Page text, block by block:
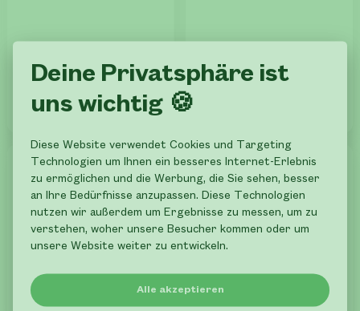
Kapkörbchen
2.49
Kapkörbchen
Osteospermum
2.
Mittagsblume
Delosperma
Wandelröschen
Lantana camara
Deine Privatsphäre ist
uns wichtig 🍪
Diese Website verwendet Cookies und Targeting
Technologien um Ihnen ein besseres Internet-Erlebnis
zu ermöglichen und die Werbung, die Sie sehen, besser
an Ihre Bedürfnisse anzupassen. Diese Technologien
nutzen wir außerdem um Ergebnisse zu messen, um zu
verstehen, woher unsere Besucher kommen oder um
unsere Website weiter zu entwickeln.
Alle akzeptieren